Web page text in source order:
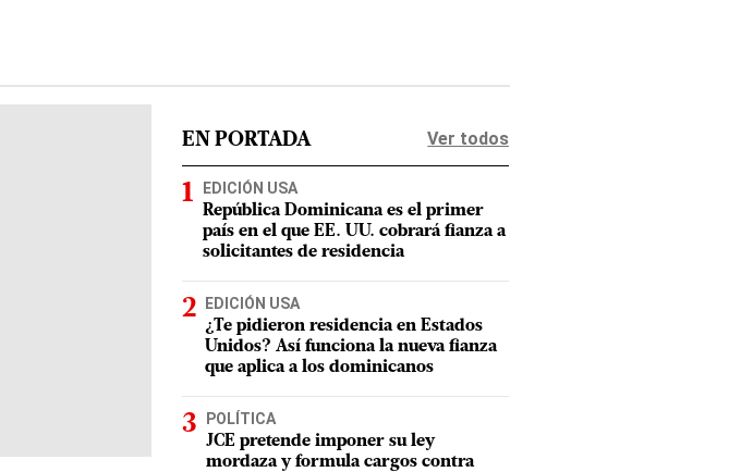
EN PORTADA Ver todos
EDICIÓN USA
República Dominicana es el primer
país en el que EE. UU. cobrará fianza a
solicitantes de residencia
EDICIÓN USA
¿Te pidieron residencia en Estados
Unidos? Así funciona la nueva fianza
que aplica a los dominicanos
POLÍTICA
JCE pretende imponer su ley
mordaza y formula cargos contra